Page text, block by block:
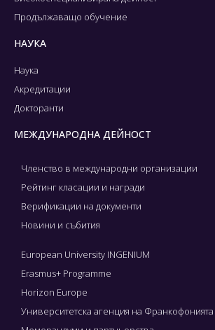
Продължаващо обучение
НАУКА
Наука
Акредитации
Докторанти
МЕЖДУНАРОДНА ДЕЙНОСТ
Членство в международни организации
Рейтинг класации и награди
Верификации на документи
Новини и събития
European University INGENIUM
Erasmus+ Programme
Horizon Europe
Университетска агенция на Франкофонията